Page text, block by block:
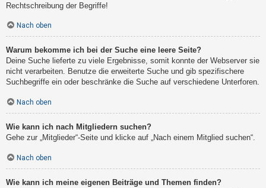
Rechtschreibung der Begriffe!
Nach oben
Warum bekomme ich bei der Suche eine leere Seite?
Deine Suche lieferte zu viele Ergebnisse, somit konnte der Webserver sie
nicht verarbeiten. Benutze die erweiterte Suche und gib spezifischere
Suchbegriffe ein oder beschränke die Suche auf verschiedene Unterforen.
Nach oben
Wie kann ich nach Mitgliedern suchen?
Gehe zur „Mitglieder“-Seite und klicke auf „Nach einem Mitglied suchen“.
Nach oben
Wie kann ich meine eigenen Beiträge und Themen finden?